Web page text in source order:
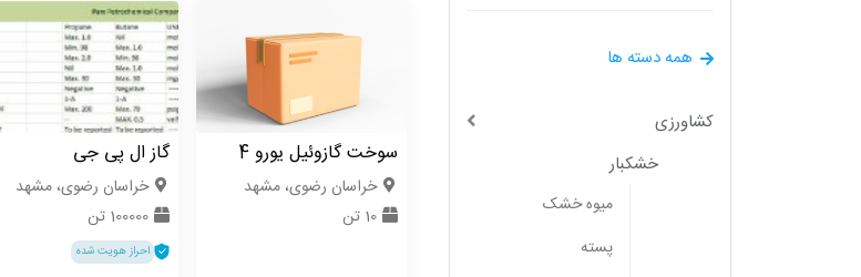
سوخت گازوئیل یورو 4
خراسان رضوی، مشهد
10 تن
گاز ال پی جی
خراسان رضوی، مشهد
100000 تن
احراز هویت شده
همه دسته ها
کشاورزی
خشکبار
میوه خشک
پسته